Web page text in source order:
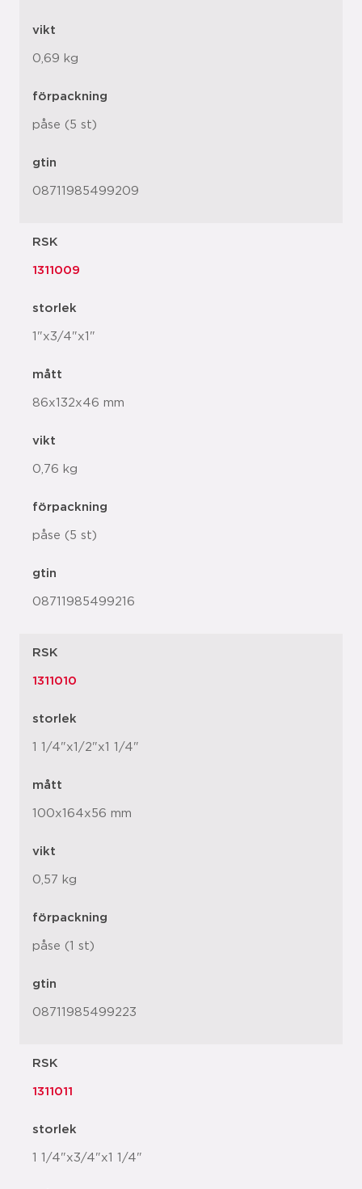
vikt
0,69 kg
förpackning
påse (5 st)
gtin
08711985499209
RSK
1311009
storlek
1"x3/4"x1"
mått
86x132x46 mm
vikt
0,76 kg
förpackning
påse (5 st)
gtin
08711985499216
RSK
1311010
storlek
1 1/4"x1/2"x1 1/4"
mått
100x164x56 mm
vikt
0,57 kg
förpackning
påse (1 st)
gtin
08711985499223
RSK
1311011
storlek
1 1/4"x3/4"x1 1/4"